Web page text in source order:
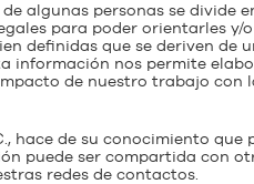
algunas personas se
para poder orientarles
definidas que se deriven de
información nos permite
de nuestro trabajo con
hace de su conocimiento
puede ser compartida con
redes de contactos.